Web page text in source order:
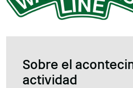
Sobre el
actividad